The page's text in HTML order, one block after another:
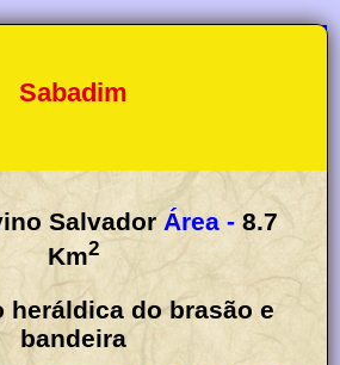
Sabadim
Salvador Área - 8.7
Km2
heráldica do brasão e
bandeira